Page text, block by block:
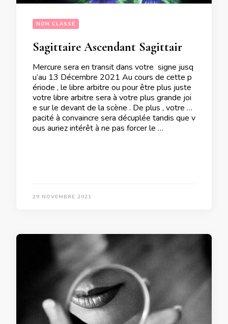
NON CLASSÉ
Mercure sera en transit dans votre signe jusq
u’au 13 Décembre 2021 Au cours de cette p
ériode , le libre arbitre ou pour être plus juste
votre libre arbitre sera à votre plus grande joi
e sur le devant de la scène . De plus , votre ca
pacité à convaincre sera décuplée tandis que v
ous auriez intérêt à ne pas forcer le …
29 NOVEMBRE 2021